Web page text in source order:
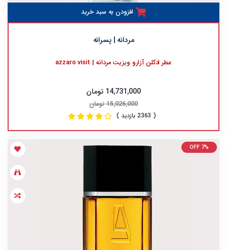
افزودن به سبد خرید
مردانه | پسرانه
عطر ادکلن آزارو ویزیت مردانه | azzaro visit
14,731,000 تومان
15,026,000 تومان
( 2363 بازدید )
OFF 7%